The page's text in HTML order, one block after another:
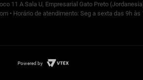
11 A Sala U, Empresarial Gato Preto
• Horário de atendimento: Seg a sexta das 9h às
Powered by